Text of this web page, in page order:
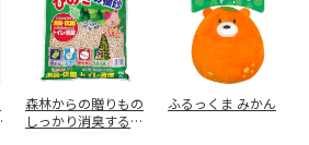
森林からの贈りもの
しっかり消臭するひ
ふるっくま みかん